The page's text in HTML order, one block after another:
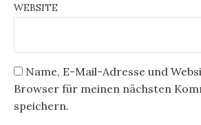
WEBSITE
Name, E-Mail-Adresse und
Browser für meinen nächsten
speichern.